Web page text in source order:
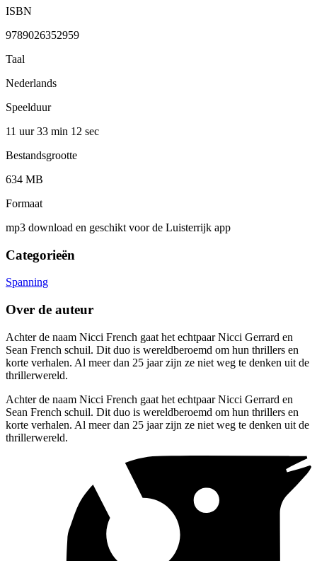
ISBN
9789026352959
Taal
Nederlands
Speelduur
11 uur 33 min 12 sec
Bestandsgrootte
634 MB
Formaat
mp3 download en geschikt voor de Luisterrijk app
Categorieën
Spanning
Over de auteur
Achter de naam Nicci French gaat het echtpaar Nicci Gerrard en
Sean French schuil. Dit duo is wereldberoemd om hun thrillers en
korte verhalen. Al meer dan 25 jaar zijn ze niet weg te denken uit de
thrillerwereld.
Achter de naam Nicci French gaat het echtpaar Nicci Gerrard en
Sean French schuil. Dit duo is wereldberoemd om hun thrillers en
korte verhalen. Al meer dan 25 jaar zijn ze niet weg te denken uit de
thrillerwereld.